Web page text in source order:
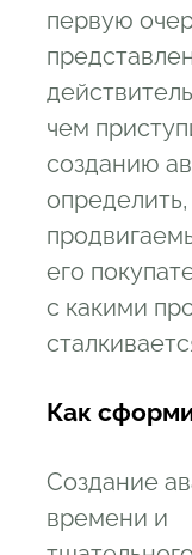
первую
чем
созданию
его
с какими
Как
Создание
времени и